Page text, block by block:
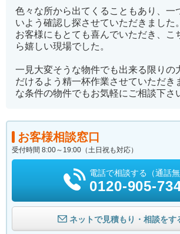
色々な所から出てくることもあり、一
いよう確認し探させていただきました。
お客様にもとても喜んでいただき、こ
ら嬉しい現場でした。
一見大変そうな物件でも出来る限りの
だけるよう精一杯作業させていただき
な条件の物件でもお気軽にご相談下さ
お客様相談窓口
受付時間 8:00～19:00（土日祝も対応）
電話で相談する（通話無
0120-905-
ネットで見積もり・相談をす